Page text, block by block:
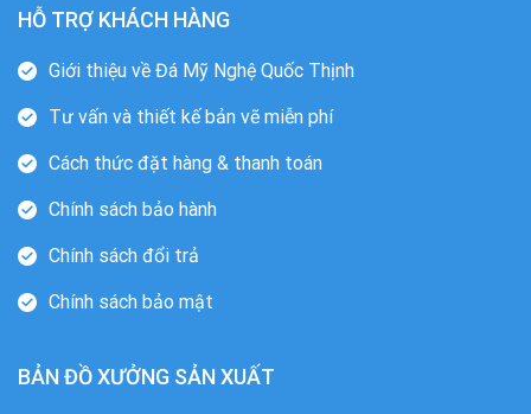
HỖ TRỢ KHÁCH HÀNG
Giới thiệu về Đá Mỹ Nghệ Quốc Thịnh
Tư vấn và thiết kế bản vẽ miễn phí
Cách thức đặt hàng & thanh toán
Chính sách bảo hành
Chính sách đổi trả
Chính sách bảo mật
BẢN ĐỒ XƯỞNG SẢN XUẤT